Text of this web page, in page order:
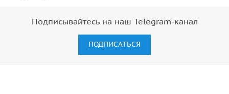
Подписывайтесь на наш Telegram-канал
ПОДПИСАТЬСЯ